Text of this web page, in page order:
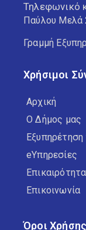
Τηλεφωνικό
Παύλου Μελά
Γραμμή
Χρήσιμοι
Αρχική
Ο Δήμος μας
Εξυπηρέτηση
eΥπηρεσίες
Επικαιρότητα
Επικοινωνία
Όροι Χρήσης